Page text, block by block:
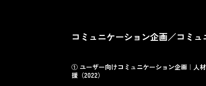
コミュニケーション企画／コミ
① ユーザー向けコミュニケーション企画｜人
援（2022）